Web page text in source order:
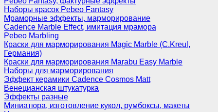
Наборы красок Pebeo Fantasy
Мраморные эффекты, марморирование
Cadence Marble Effect, имитация мрамора
Pebeo Marbling
Краски для марморирования Magic Marble (C.Kreul,
Германия)
Краски для марморирования Marabu Easy Marble
Наборы для марморирования
Эффект керамики Cadence Cosmos Matt
Венецианская штукатурка
Эффекты разные
Миниатюра, изготовление кукол, румбоксы, макеты